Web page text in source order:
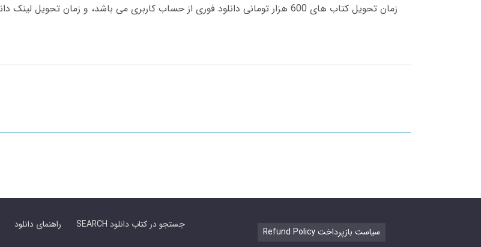
راهنمای دانلود SEARCH جستجو در کتاب دانلود
Refund Policy سیاست بازپرداخت